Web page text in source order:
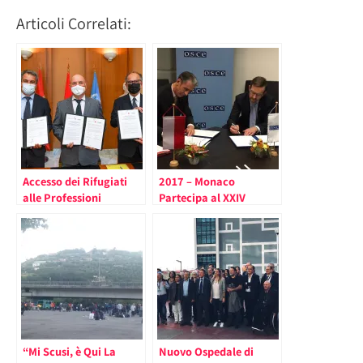
Articoli Correlati:
Accesso dei Rifugiati
alle Professioni
d’Intesa fra Monaco
l’Alto Commissariato
delle Nazioni Unite per i
Rifugiati (HCR) e
Bioforce
2017 – Monaco
Partecipa al XXIV
dell’OSCE. Il Discorso
del Ministro degli Affari
Esteri Tonelli
“Mi Scusi, è Qui La
Nuovo Ospedale di